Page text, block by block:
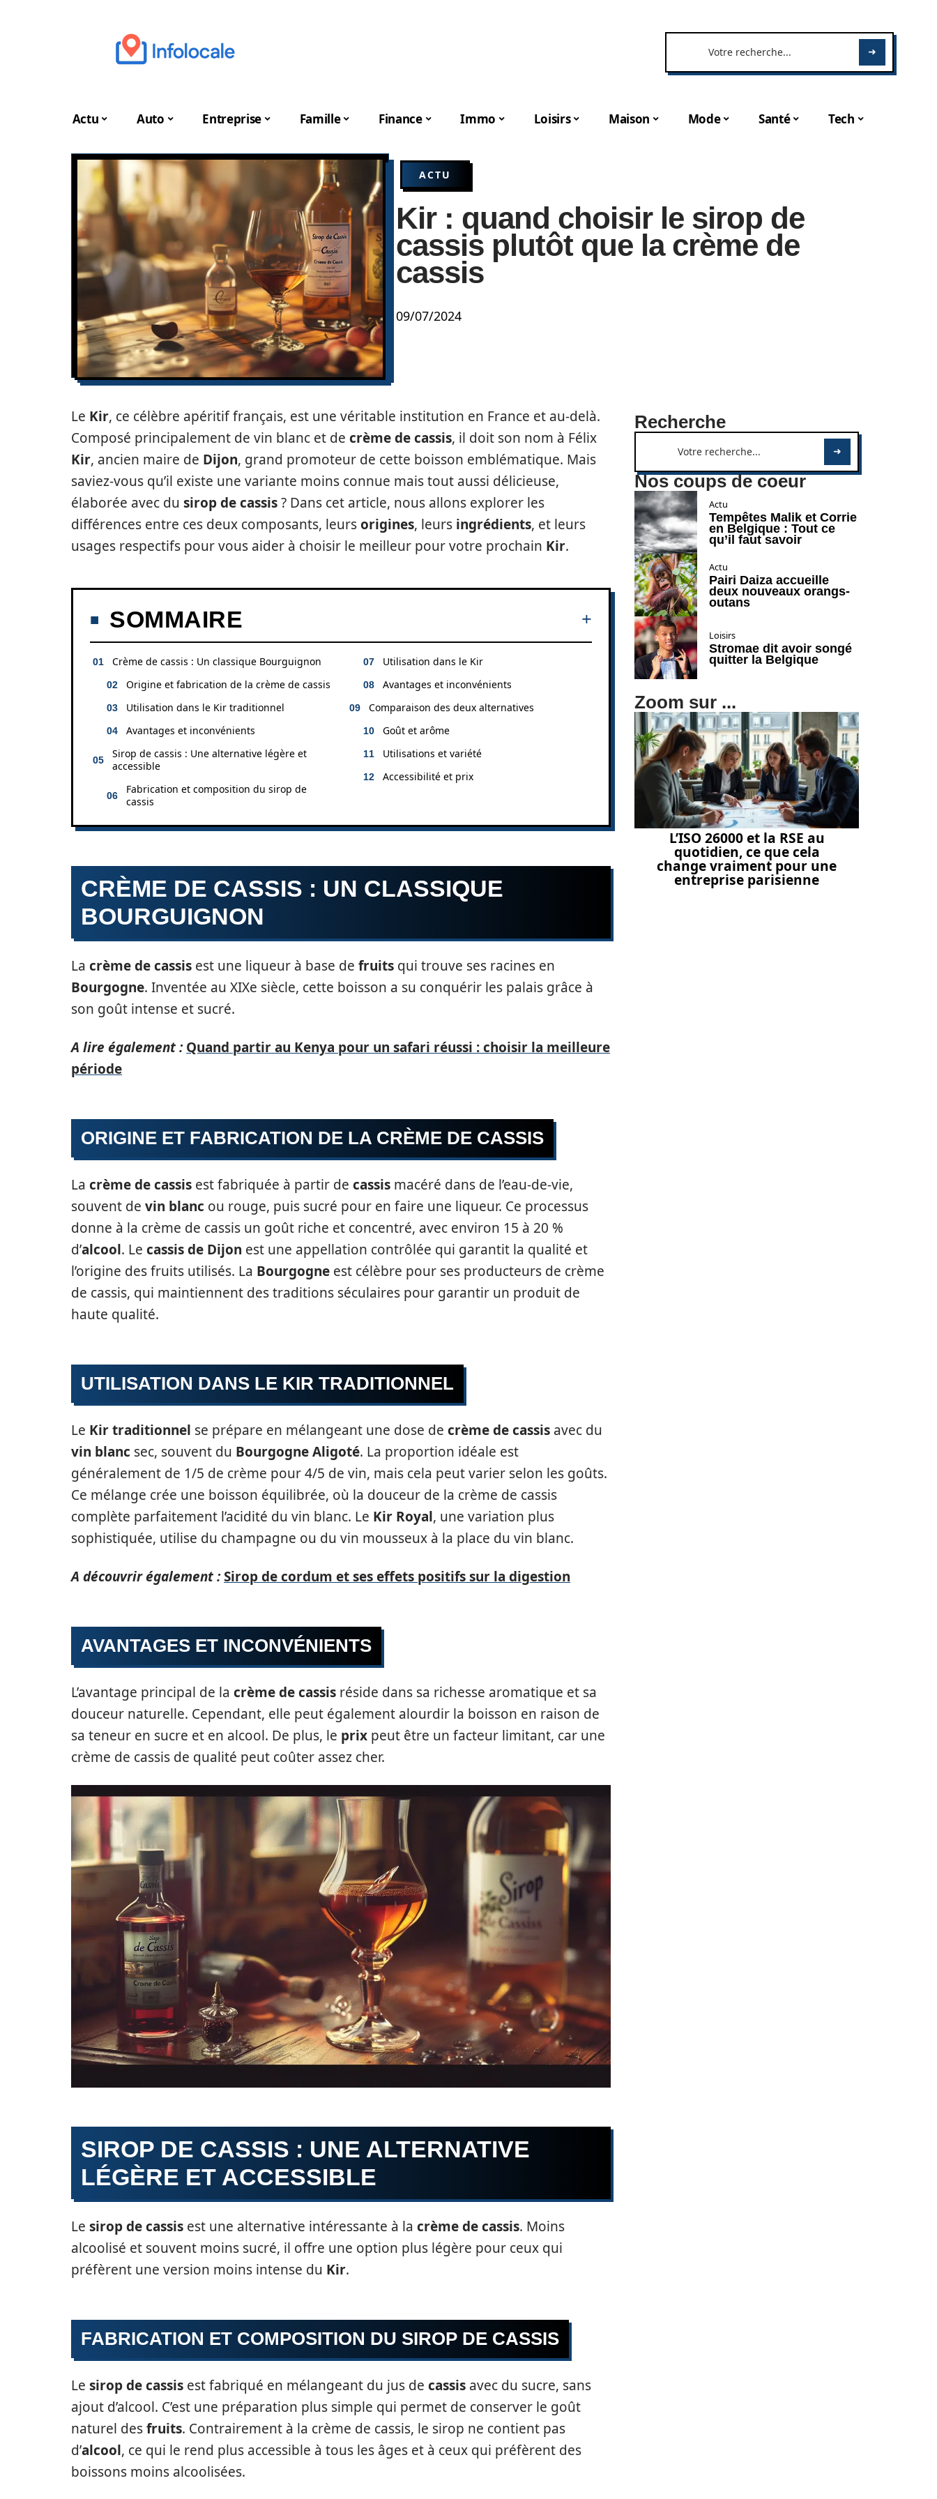
Actu Auto Entreprise Famille Finance Immo Loisirs Maison Mode Santé Tech
ACTU
Kir : quand choisir le sirop de
cassis plutôt que la crème de
cassis
09/07/2024
Le Kir, ce célèbre apéritif français, est une véritable institution en France et au-delà.
Composé principalement de vin blanc et de crème de cassis, il doit son nom à Félix
Kir, ancien maire de Dijon, grand promoteur de cette boisson emblématique. Mais
saviez-vous qu’il existe une variante moins connue mais tout aussi délicieuse,
élaborée avec du sirop de cassis? Dans cet article, nous allons explorer les
différences entre ces deux composants, leursorigines, leurs ingrédients, et leurs
usages respectifs pour vous aider à choisir le meilleur pour votre prochain Kir.
SOMMAIRE
Crème de cassis : Un classique Bourguignon
Origine et fabrication de la crème de cassis
Utilisation dans le Kir traditionnel
Avantages et inconvénients
Sirop de cassis : Une alternative légère et
accessible
Fabrication et composition du sirop de
cassis
Utilisation dans le Kir
Avantages et inconvénients
Comparaison des deux alternatives
Goût et arôme
Utilisations et variété
Accessibilité et prix
CRÈME DE CASSIS : UN CLASSIQUE
BOURGUIGNON
La crème de cassis est une liqueur à base de fruits qui trouve ses racines en
Bourgogne. Inventée au XIXe siècle, cette boisson a su conquérir les palais grâce à
son goût intense et sucré.
A lire également : Quand partir au Kenya pour un safari réussi : choisir la meilleure
période
ORIGINE ET FABRICATION DE LA CRÈME DE CASSIS
La crème de cassis est fabriquée à partir de cassis macéré dans de l’eau-de-vie,
souvent de vin blanc ou rouge, puis sucré pour en faire une liqueur. Ce processus
donne à la crème de cassis un goût riche et concentré, avec environ 15 à 20 %
d’alcool. Le cassis de Dijon est une appellation contrôlée qui garantit la qualité et
l’origine des fruits utilisés. La Bourgogne est célèbre pour ses producteurs de crème
de cassis, qui maintiennent des traditions séculaires pour garantir un produit de
haute qualité.
UTILISATION DANS LE KIR TRADITIONNEL
Le Kir traditionnel se prépare en mélangeant une dose de crème de cassis avec du
vin blanc sec, souvent du Bourgogne Aligoté. La proportion idéale est
généralement de 1/5 de crème pour 4/5 de vin, mais cela peut varier selon les goûts.
Ce mélange crée une boisson équilibrée, où la douceur de la crème de cassis
complète parfaitement l’acidité du vin blanc. Le Kir Royal, une variation plus
sophistiquée, utilise du champagne ou du vin mousseux à la place du vin blanc.
A découvrir également :Sirop de cordum et ses effets positifs sur la digestion
AVANTAGES ET INCONVÉNIENTS
L’avantage principal de la crème de cassis réside dans sa richesse aromatique et sa
douceur naturelle. Cependant, elle peut également alourdir la boisson en raison de
sa teneur en sucre et en alcool. De plus, le prix peut être un facteur limitant, car une
crème de cassis de qualité peut coûter assez cher.
SIROP DE CASSIS : UNE ALTERNATIVE
LÉGÈRE ET ACCESSIBLE
Le sirop de cassis est une alternative intéressante à la crème de cassis. Moins
alcoolisé et souvent moins sucré, il offre une option plus légère pour ceux qui
préfèrent une version moins intense du Kir.
FABRICATION ET COMPOSITION DU SIROP DE CASSIS
Le sirop de cassis est fabriqué en mélangeant du jus de cassis avec du sucre, sans
ajout d’alcool. C’est une préparation plus simple qui permet de conserver le goût
naturel desfruits. Contrairement à la crème de cassis, le sirop ne contient pas
d’alcool, ce qui le rend plus accessible à tous les âges et à ceux qui préfèrent des
boissons moins alcoolisées.
Recherche
Nos coups de coeur
Actu
Tempêtes Malik et Corrie
en Belgique : Tout ce
qu’il faut savoir
Actu
Pairi Daiza accueille
deux nouveaux orangs-
outans
Loisirs
Stromae dit avoir songé
quitter la Belgique
Zoom sur ...
L’ISO 26000 et la RSE au
quotidien, ce que cela
change vraiment pour une
entreprise parisienne